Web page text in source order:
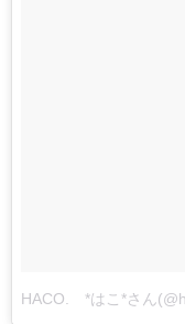
HACO. *はこ*さん